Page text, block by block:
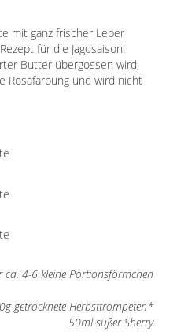
mit ganz frischer Leber
für die Jagdsaison!
Butter übergossen wird,
Rosafärbung und wird nicht
ca. 4-6 kleine Portionsförmchen
getrocknete Herbsttrompeten*
50ml süßer Sherry